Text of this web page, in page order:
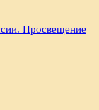
Просвещение